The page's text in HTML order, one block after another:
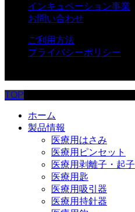
インキュベーション事業
お問い合わせ
ご利用方法
プライバシーポリシー
TOP
ホーム
製品情報
医療用はさみ
医療用ピンセット
医療用剥離子・起子
医療用匙
医療用吸引器
医療用持針器